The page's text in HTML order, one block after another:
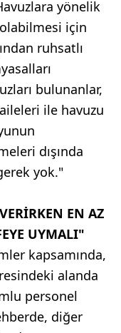
yönelik
için
ruhsatlı
bulunanlar,
ile havuzu
dışında
yok."
EN AZ
UYMALI"
kapsamında,
alanda
personel
diğer